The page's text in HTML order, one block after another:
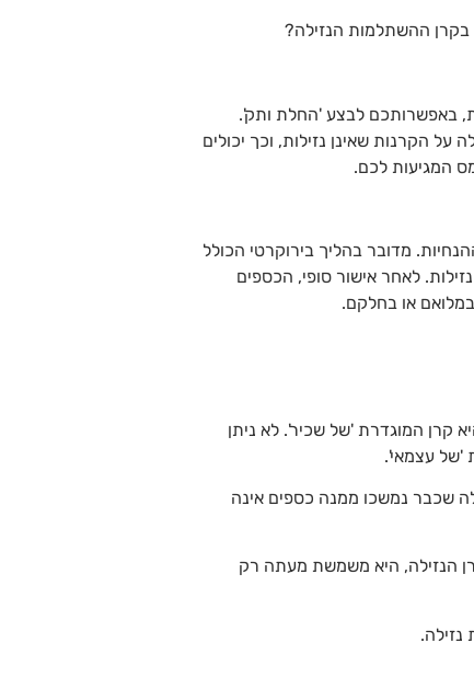
ההשתלמות הנזילה?
באפשרותכם לבצע 'החלת ותק'.
הקרנות שאינן נזילות, וכך יכולים
המגיעות לכם.
מדובר בהליך בירוקרטי הכולל
לאחר אישור סופי, הכספים
במלואם או בחלקם.
קרן המוגדרת 'של שכיר'. לא ניתן
'של עצמאי'.
שכבר נמשכו ממנה כספים אינה
הנזילה, היא משמשת מעתה רק